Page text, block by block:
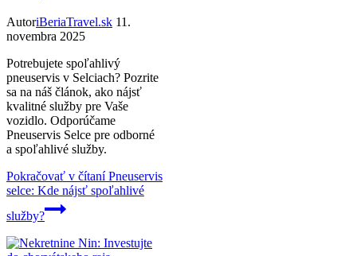
AutoriBeriaTravel.sk 11.
novembra 2025
Potrebujete spoľahlivý
pneuservis v Selciach? Pozrite
sa na náš článok, ako nájsť
kvalitné služby pre Vaše
vozidlo. Odporúčame
Pneuservis Selce pre odborné
a spoľahlivé služby.
Pokračovať v čítaníPneuservis
selce: Kde nájsť spoľahlivé
služby?